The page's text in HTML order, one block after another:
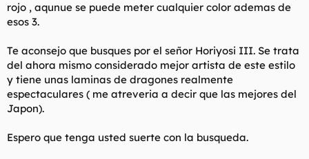
rojo , aqunue se puede meter cualquier color ademas de
esos 3.
Te aconsejo que busques por el señor Horiyosi III. Se trata
del ahora mismo considerado mejor artista de este estilo
y tiene unas laminas de dragones realmente
espectaculares ( me atreveria a decir que las mejores del
Japon).
Espero que tenga usted suerte con la busqueda.